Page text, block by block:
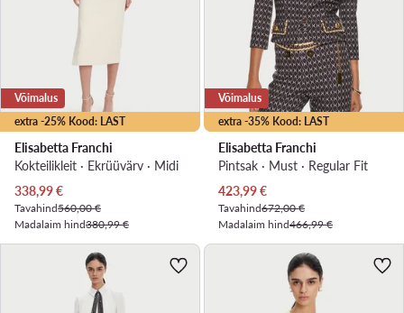
extra -25% Kood: LAST
Võimalus
Elisabetta Franchi
Kokteilikleit · Ekrüüvärv · Midi
Praegune hind
338,99€
Tavahind560,00 €
Madalaim hind380,99 €
extra -35% Kood: LAST
Võimalus
Elisabetta Franchi
Pintsak · Must · Regular Fit
Praegune hind
423,99€
Tavahind672,00 €
Madalaim hind466,99 €